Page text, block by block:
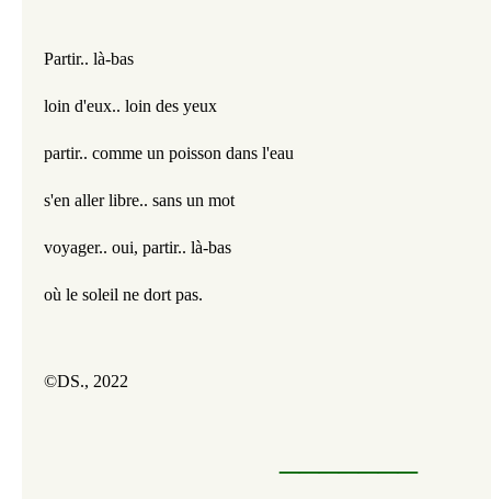
Partir.. là-bas
loin d'eux.. loin des yeux
partir.. comme un poisson dans l'eau
s'en aller libre.. sans un mot
voyager.. oui, partir.. là-bas
où le soleil ne dort pas.
©DS., 2022